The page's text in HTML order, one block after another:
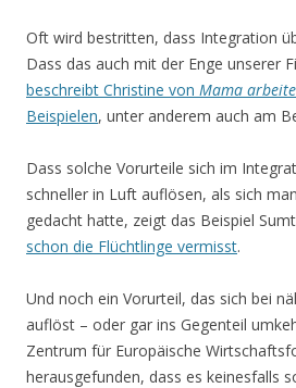
Oft wird bestritten, dass Integration
Dass das auch mit der Enge unserer
beschreibt Christine von Mama
Beispielen, unter anderem auch am
Dass solche Vorurteile sich im
schneller in Luft auflösen, als sich
gedacht hatte, zeigt das Beispiel
schon die Flüchtlinge vermisst.
Und noch ein Vorurteil, das sich bei
auflöst – oder gar ins Gegenteil
Zentrum für Europäische
herausgefunden, dass es keinesfalls